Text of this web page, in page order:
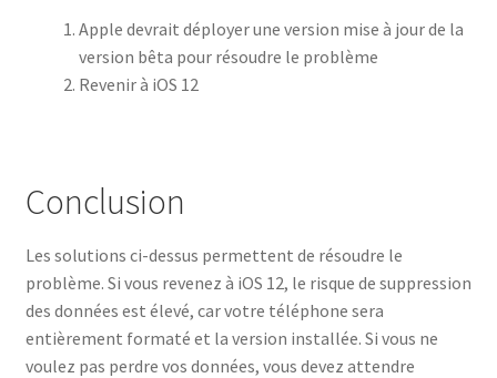
Apple devrait déployer une version mise à jour de la
version bêta pour résoudre le problème
Revenir à iOS 12
Conclusion
Les solutions ci-dessus permettent de résoudre le
problème. Si vous revenez à iOS 12, le risque de suppression
des données est élevé, car votre téléphone sera
entièrement formaté et la version installée. Si vous ne
voulez pas perdre vos données, vous devez attendre